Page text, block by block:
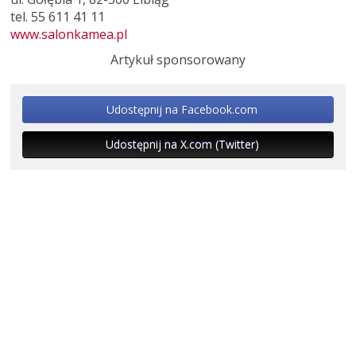
tel. 55 611 41 11
www.salonkamea.pl
Artykuł sponsorowany
Udostępnij na Facebook.com
Udostępnij na X.com (Twitter)